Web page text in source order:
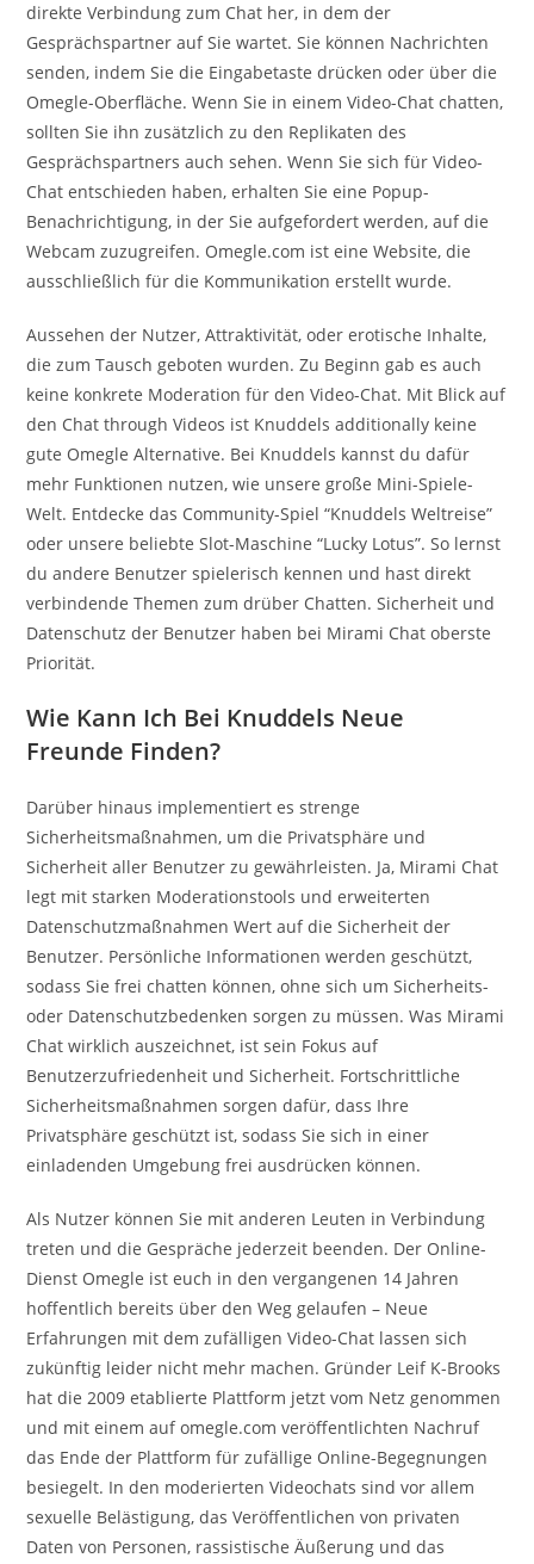
direkte Verbindung zum Chat her, in dem der
Gesprächspartner auf Sie wartet. Sie können Nachrichten
senden, indem Sie die Eingabetaste drücken oder über die
Omegle-Oberfläche. Wenn Sie in einem Video-Chat chatten,
sollten Sie ihn zusätzlich zu den Replikaten des
Gesprächspartners auch sehen. Wenn Sie sich für Video-
Chat entschieden haben, erhalten Sie eine Popup-
Benachrichtigung, in der Sie aufgefordert werden, auf die
Webcam zuzugreifen. Omegle.com ist eine Website, die
ausschließlich für die Kommunikation erstellt wurde.
Aussehen der Nutzer, Attraktivität, oder erotische Inhalte,
die zum Tausch geboten wurden. Zu Beginn gab es auch
keine konkrete Moderation für den Video-Chat. Mit Blick auf
den Chat through Videos ist Knuddels additionally keine
gute Omegle Alternative. Bei Knuddels kannst du dafür
mehr Funktionen nutzen, wie unsere große Mini-Spiele-
Welt. Entdecke das Community-Spiel “Knuddels Weltreise”
oder unsere beliebte Slot-Maschine “Lucky Lotus”. So lernst
du andere Benutzer spielerisch kennen und hast direkt
verbindende Themen zum drüber Chatten. Sicherheit und
Datenschutz der Benutzer haben bei Mirami Chat oberste
Priorität.
Wie Kann Ich Bei Knuddels Neue
Freunde Finden?
Darüber hinaus implementiert es strenge
Sicherheitsmaßnahmen, um die Privatsphäre und
Sicherheit aller Benutzer zu gewährleisten. Ja, Mirami Chat
legt mit starken Moderationstools und erweiterten
Datenschutzmaßnahmen Wert auf die Sicherheit der
Benutzer. Persönliche Informationen werden geschützt,
sodass Sie frei chatten können, ohne sich um Sicherheits-
oder Datenschutzbedenken sorgen zu müssen. Was Mirami
Chat wirklich auszeichnet, ist sein Fokus auf
Benutzerzufriedenheit und Sicherheit. Fortschrittliche
Sicherheitsmaßnahmen sorgen dafür, dass Ihre
Privatsphäre geschützt ist, sodass Sie sich in einer
einladenden Umgebung frei ausdrücken können.
Als Nutzer können Sie mit anderen Leuten in Verbindung
treten und die Gespräche jederzeit beenden. Der Online-
Dienst Omegle ist euch in den vergangenen 14 Jahren
hoffentlich bereits über den Weg gelaufen – Neue
Erfahrungen mit dem zufälligen Video-Chat lassen sich
zukünftig leider nicht mehr machen. Gründer Leif K-Brooks
hat die 2009 etablierte Plattform jetzt vom Netz genommen
und mit einem auf omegle.com veröffentlichten Nachruf
das Ende der Plattform für zufällige Online-Begegnungen
besiegelt. In den moderierten Videochats sind vor allem
sexuelle Belästigung, das Veröffentlichen von privaten
Daten von Personen, rassistische Äußerung und das